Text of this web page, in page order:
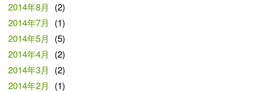
2014年8月
(2)
2014年7月
(1)
2014年5月
(5)
2014年4月
(2)
2014年3月
(2)
2014年2月
(1)